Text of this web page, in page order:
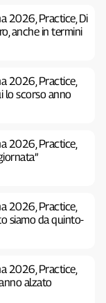
2026, Practice, Di
anche in termini
2026, Practice,
lo scorso anno
2026, Practice,
2026, Practice,
siamo da quinto-
2026, Practice,
alzato